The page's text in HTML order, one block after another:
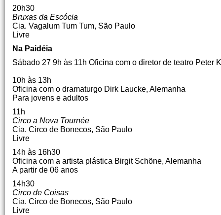
20h30
Bruxas da Escócia
Cia. Vagalum Tum Tum, São Paulo
Livre
Na Paidéia
Sábado 27 9h às 11h Oficina com o diretor de teatro Peter
10h às 13h
Oficina com o dramaturgo Dirk Laucke, Alemanha
Para jovens e adultos
11h
Circo a Nova Tournée
Cia. Circo de Bonecos, São Paulo
Livre
14h às 16h30
Oficina com a artista plástica Birgit Schöne, Alemanha
A partir de 06 anos
14h30
Circo de Coisas
Cia. Circo de Bonecos, São Paulo
Livre